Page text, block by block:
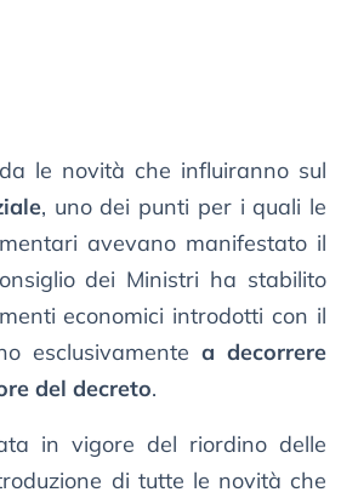
le novità che influiranno sul
, uno dei punti per i quali le
avevano manifestato il
dei Ministri ha stabilito
economici introdotti con il
esclusivamente a decorrere
del decreto.
in vigore del riordino delle
di tutte le novità che